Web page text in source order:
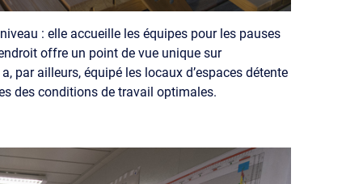
: elle accueille les équipes pour les pauses
offre un point de vue unique sur
par ailleurs, équipé les locaux d’espaces détente
des conditions de travail optimales.